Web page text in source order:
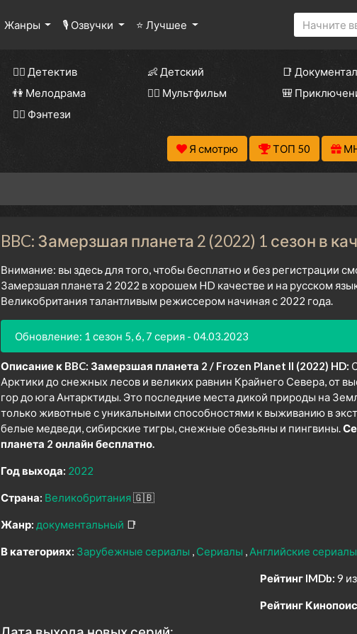
Жанры 🎙 Озвучки ⭐ Лучшее
🕵️‍♂️ Детектив 👶 Детский 📑
👫 Мелодрама 🧚‍♀️ Мультфильм 🎒
🧝‍♂️ Фэнтези
Я смотрю ТОП 50
BBC: Замерзшая планета 2 (2022) 1 сезон в
Внимание: вы здесь для того, чтобы бесплатно и без регистрации
Замерзшая планета 2 2022 в хорошем HD качестве и на русском
Великобритания талантливым режиссером начиная с 2022 года.
Обновление: 1 сезон 5, 6, 7 серия - 04.03.2023
Описание к BBC: Замерзшая планета 2 / Frozen Planet II (2022) HD:
Арктики до снежных лесов и великих равнин Крайнего Севера, от
гор до юга Антарктиды. Это последние места дикой природы на
только животные с уникальными способностями к выживанию в
белые медведи, сибирские тигры, снежные обезьяны и пингвины.
планета 2 онлайн бесплатно.
Год выхода: 2022
Страна: Великобритания🇬🇧
Жанр: документальный 📑
В категориях: Зарубежные сериалы Сериалы Английские сериалы
Рейтинг IMDb: 9
Рейтинг